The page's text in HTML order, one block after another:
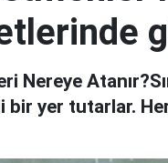
Nereye
bir yer tutarlar.